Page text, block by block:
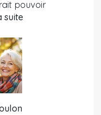
pouvoir
suite